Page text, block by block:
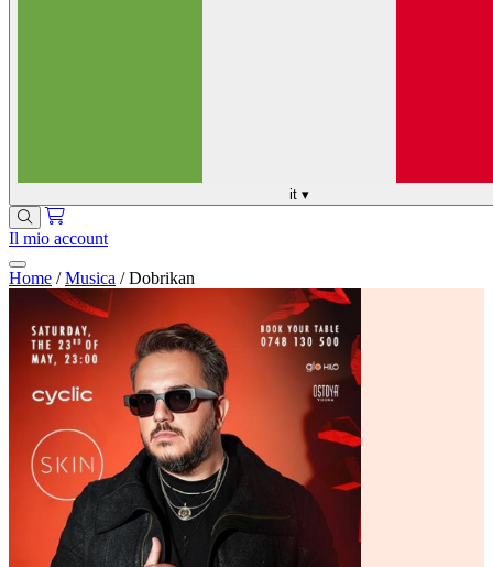
it ▾
Il mio account
Home / Musica / Dobrikan